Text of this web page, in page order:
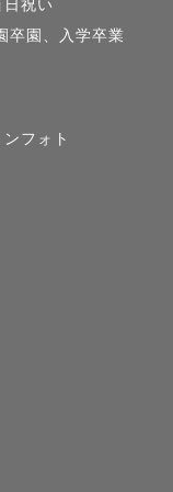
祝い
卒園、入学卒業
フォト